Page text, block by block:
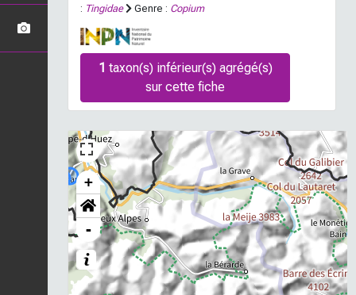
: Tingidae Genre : Copium
1 taxon(s) inférieur(s) agrégé(s)
sur cette fiche
+
-